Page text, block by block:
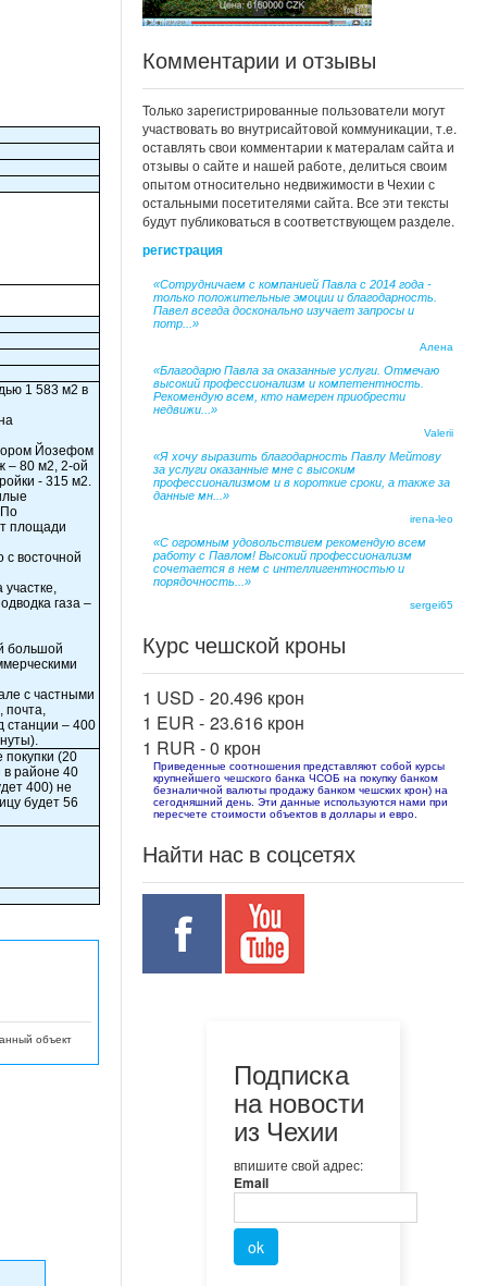
1 583 м2 в
Йозефом
– 80 м2, 2-ой
- 315 м2.
площади
с восточной
газа –
большой
с частными
почта,
станции – 400
покупки (20
в районе 40
400) не
будет 56
объект
Комментарии и отзывы
Только зарегистрированные пользователи могут
участвовать во внутрисайтовой коммуникации, т.е.
оставлять свои комментарии к матералам сайта и
отзывы о сайте и нашей работе, делиться своим
опытом относительно недвижимости в Чехии с
остальными посетителями сайта. Все эти тексты
будут публиковаться в соответствующем разделе.
регистрация
«Сотрудничаем с компанией Павла с 2014 года -
только положительные эмоции и благодарность.
Павел всегда досконально изучает запросы и
потр...»
Алена
«Благодарю Павла за оказанные услуги. Отмечаю
высокий профессионализм и компетентность.
Рекомендую всем, кто намерен приобрести
недвижи...»
Valerii
«Я хочу выразить благодарность Павлу Мейтову
за услуги оказанные мне с высоким
профессионализмом и в короткие сроки, а также за
данные мн...»
irena-leo
«С огромным удовольствием рекомендую всем
работу с Павлом! Высокий профессионализм
сочетается в нем с интеллигентностью и
порядочность...»
sergei65
Курс чешской кроны
1 USD - 20.496 крон
1 EUR - 23.616 крон
1 RUR -0 крон
Приведенные соотношения представляют собой курсы
крупнейшего чешского банка ЧСОБ на покупку банком
безналичной валюты продажу банком чешских крон) на
сегодняшний день. Эти данные используются нами при
пересчете стоимости объектов в доллары и евро.
Найти нас в соцсетях
Подписка
на новости
из Чехии
впишите свой адрес:
Email